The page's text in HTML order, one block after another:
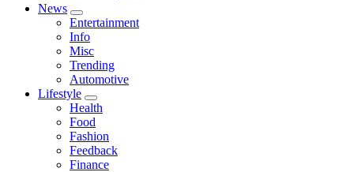
News
Entertainment
Info
Misc
Trending
Automotive
Lifestyle
Health
Food
Fashion
Feedback
Finance